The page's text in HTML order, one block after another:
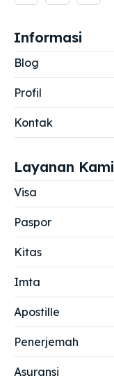
Informasi
Blog
Profil
Kontak
Layanan Kami
Visa
Paspor
Kitas
Imta
Apostille
Penerjemah
Asuransi